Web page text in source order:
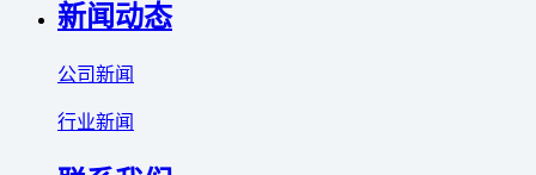
新闻动态
公司新闻
行业新闻